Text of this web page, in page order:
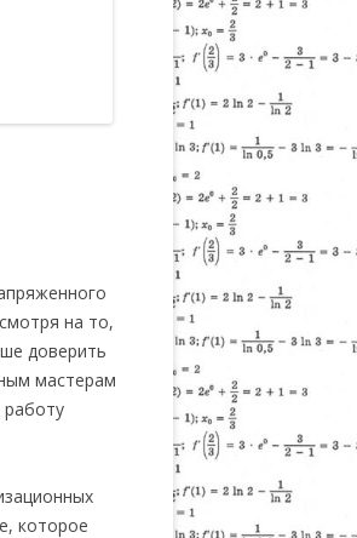
на то,
доверить
мастерам
которое